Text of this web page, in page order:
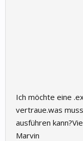
Ich möchte eine
vertraue.was
ausführen
Marvin